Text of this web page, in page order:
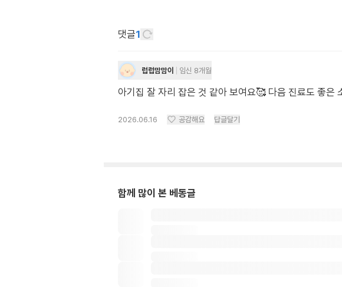
댓글1
럽럽맘맘이 임신 8개월
아기집 잘 자리 잡은 것 같아 보여요🥰 다음 진료도 좋은
2026.06.16 공감해요 답글달기
함께 많이 본 베동글